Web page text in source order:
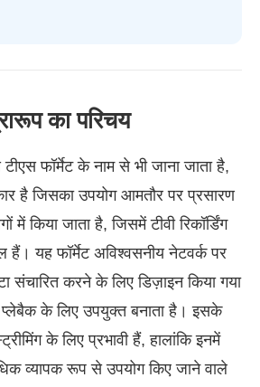
का परिचय
टीएस फॉर्मेट के नाम से भी जाना जाता है,
है जिसका उपयोग आमतौर पर प्रसारण
में किया जाता है, जिसमें टीवी रिकॉर्डिंग
हैं। यह फॉर्मेट अविश्वसनीय नेटवर्क पर
संचारित करने के लिए डिज़ाइन किया गया
प्लेबैक के लिए उपयुक्त बनाता है। इसके
के लिए प्रभावी हैं, हालांकि इनमें
व्यापक रूप से उपयोग किए जाने वाले